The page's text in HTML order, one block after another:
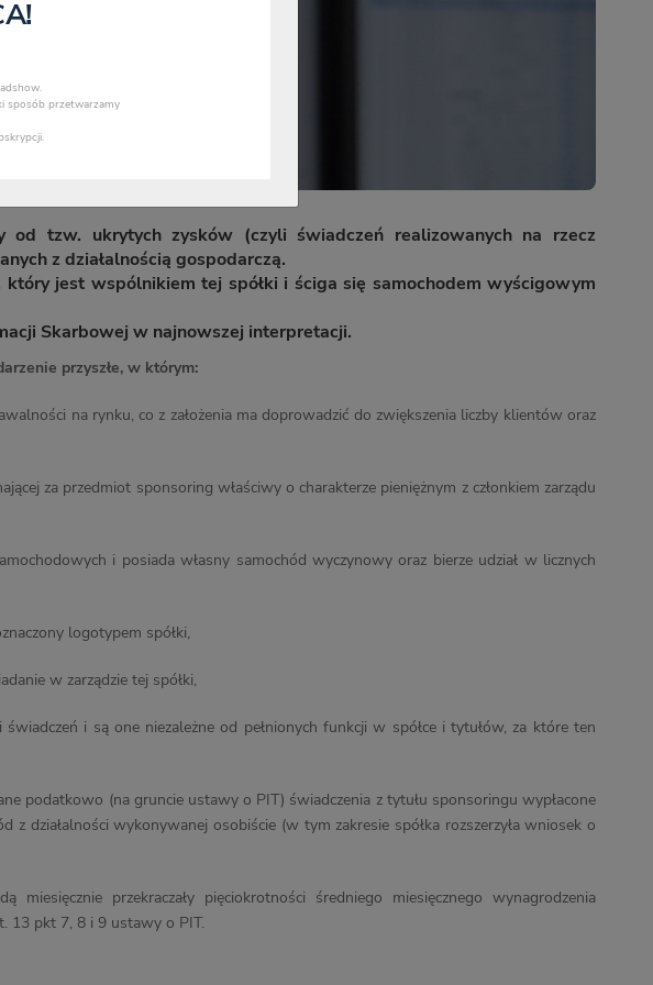
od tzw. ukrytych zysków (czyli świadczeń realizowanych na rzecz
z działalnością gospodarczą.
który jest wspólnikiem tej spółki i ściga się samochodem wyścigowym
Skarbowej w najnowszej interpretacji.
przyszłe, w którym:
na rynku, co z założenia ma doprowadzić do zwiększenia liczby klientów oraz
za przedmiot sponsoring właściwy o charakterze pieniężnym z członkiem zarządu
i posiada własny samochód wyczynowy oraz bierze udział w licznych
logotypem spółki,
w zarządzie tej spółki,
i są one niezależne od pełnionych funkcji w spółce i tytułów, za które ten
podatkowo (na gruncie ustawy o PIT) świadczenia z tytułu sponsoringu wypłacone
działalności wykonywanej osobiście (w tym zakresie spółka rozszerzyła wniosek o
przekraczały pięciokrotności średniego miesięcznego wynagrodzenia
13 pkt 7, 8 i 9 ustawy o PIT.
sposób przetwarzamy